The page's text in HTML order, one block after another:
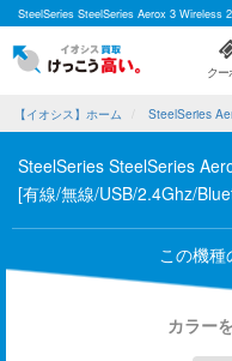
SteelSeries SteelSeries Aerox 3 Wireless
クー
【イオシス】ホーム SteelSeries
SteelSeries SteelSeries
[有線/無線/USB/2.4Ghz/
この機種
カラー